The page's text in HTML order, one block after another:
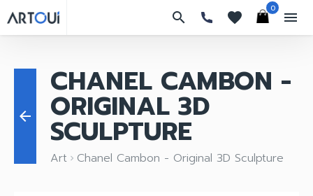
search favorites
0
menu
arrow_back
CHANEL CAMBON -
ORIGINAL 3D
SCULPTURE
Art keyboard_arrow_right Chanel Cambon - Original 3D Sculpture